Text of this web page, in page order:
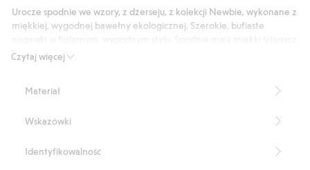
11
głosów
Czytaj więcej
Urocze spodnie we wzory, z dżerseju, z kolekcji Newbie, wykonane z
miękkiej, wygodnej bawełny ekologicznej. Szerokie, bufiaste
i praktyczny sznureczek w pasie dla idealnego dopasowania oraz
Produkt zawiera 100% bawełny ekologicznej.
Organic cotton- GOTS
Materiał
Wskazówki
Identyfikowalność